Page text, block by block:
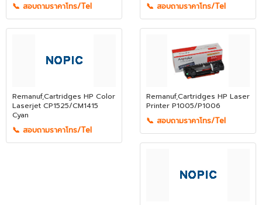
📞 สอบถามราคาโทร/Tel 📞 สอบถามราคาโทร/Tel
Remanuf,Cartridges HP Color
Laserjet CP1525/CM1415
Cyan
📞 สอบถามราคาโทร/Tel
Remanuf,Cartridges HP Laser
Printer P1005/P1006
📞 สอบถามราคาโทร/Tel